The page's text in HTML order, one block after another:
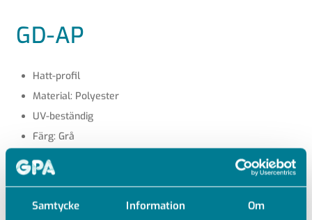
Samtycke Information Om
GD-AP
Hatt-profil
Material: Polyester
UV-beständig
Färg: Grå
Längd 6 meter
Vinylester mot förfrågan